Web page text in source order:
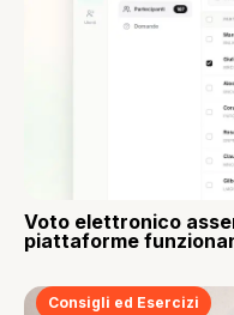
Voto elettronico
piattaforme
Consigli ed Esercizi